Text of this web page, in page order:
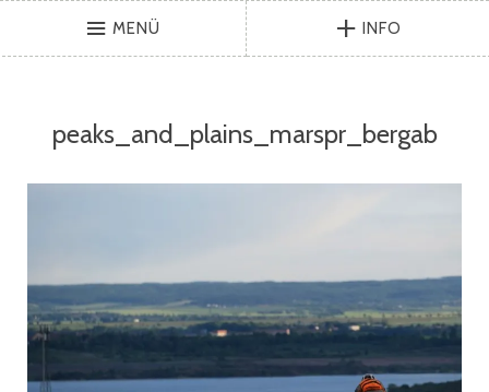
MENÜ INFO
peaks_and_plains_marspr_bergab